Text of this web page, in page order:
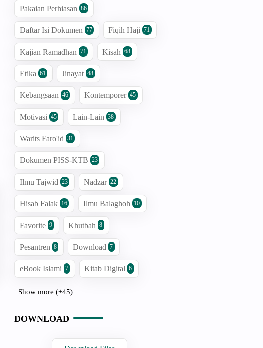
Pakaian Perhiasan 86
Daftar Isi Dokumen 77 Fiqih Haji 71
Kajian Ramadhan 71 Kisah 68
Etika 61 Jinayat 48
Kebangsaan 46 Kontemporer 45
Motivasi 45 Lain-Lain 38
Warits Faro'id 31
Dokumen PISS-KTB 23
Ilmu Tajwid 23 Nadzar 22
Hisab Falak 16 Ilmu Balaghoh 10
Favorite 9 Khutbah 8
Pesantren 8 Download 7
eBook Islami 7 Kitab Digital 6
Show more (+45)
DOWNLOAD